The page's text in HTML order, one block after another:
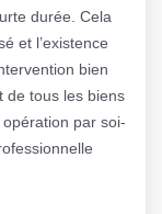
durée. Cela
et l’existence
bien
de tous les biens
par soi-